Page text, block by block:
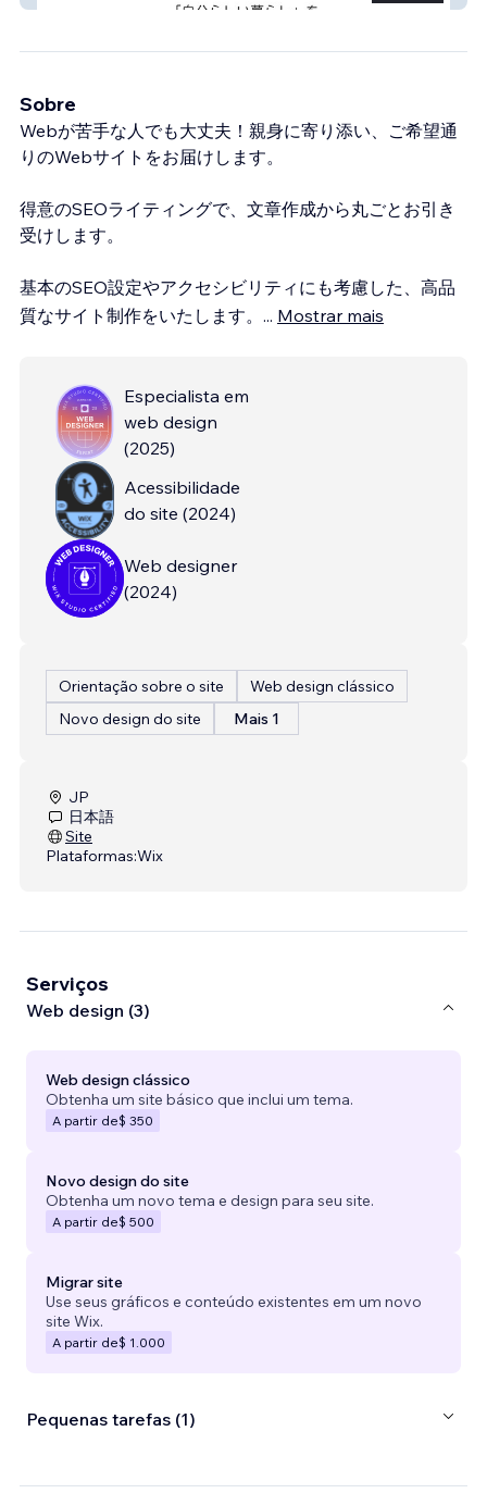
Sobre
Webが苦手な人でも大丈夫！親身に寄り添い、ご希望通
りのWebサイトをお届けします。
得意のSEOライティングで、文章作成から丸ごとお引き
受けします。
基本のSEO設定やアクセシビリティにも考慮した、高品
質なサイト制作をいたします。 ... Mostrar mais
Especialista em
web design
(2025)
Acessibilidade
do site (2024)
Web designer
(2024)
Orientação sobre o site
Web design clássico
Novo design do site
Mais 1
JP
日本語
Site
Plataformas:Wix
Serviços
Web design (3)
Web design clássico
Obtenha um site básico que inclui um tema.
A partir de$ 350
Novo design do site
Obtenha um novo tema e design para seu site.
A partir de$ 500
Migrar site
Use seus gráficos e conteúdo existentes em um novo
site Wix.
A partir de$ 1.000
Pequenas tarefas (1)